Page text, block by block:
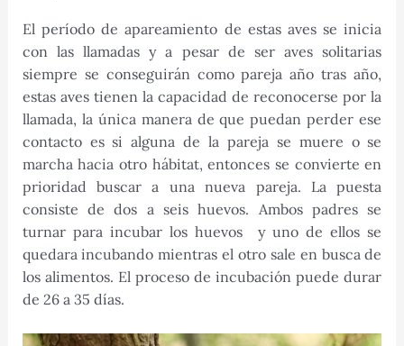
El período de apareamiento de estas aves se inicia
con las llamadas y a pesar de ser aves solitarias
siempre se conseguirán como pareja año tras año,
estas aves tienen la capacidad de reconocerse por la
llamada, la única manera de que puedan perder ese
contacto es si alguna de la pareja se muere o se
marcha hacia otro hábitat, entonces se convierte en
prioridad buscar a una nueva pareja. La puesta
consiste de dos a seis huevos. Ambos padres se
turnar para incubar los huevos y uno de ellos se
quedara incubando mientras el otro sale en busca de
los alimentos. El proceso de incubación puede durar
de 26 a 35 días.